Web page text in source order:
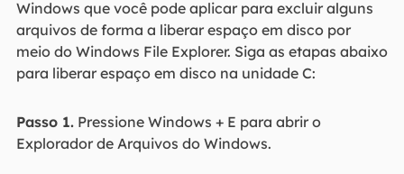
Windows que você pode aplicar para excluir alguns
arquivos de forma a liberar espaço em disco por
meio do Windows File Explorer. Siga as etapas abaixo
para liberar espaço em disco na unidade C:
Passo 1.Pressione Windows + E para abrir o
Explorador de Arquivos do Windows.